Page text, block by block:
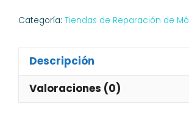
Categoría: Tiendas de Reparación de
Descripción
Valoraciones (0)